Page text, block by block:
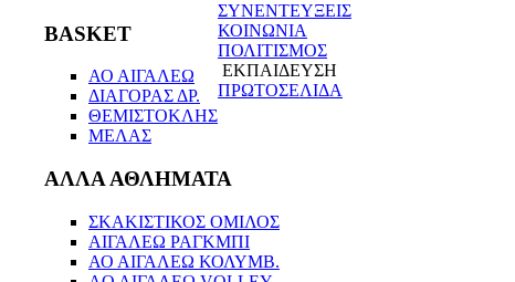
BASKET
ΑΟ ΑΙΓΑΛΕΩ
ΔΙΑΓΟΡΑΣ ΔΡ.
ΘΕΜΙΣΤΟΚΛΗΣ
ΜΕΛΑΣ
ΑΛΛΑ ΑΘΛΗΜΑΤΑ
ΣΚΑΚΙΣΤΙΚΟΣ ΟΜΙΛΟΣ
ΑΙΓΑΛΕΩ ΡΑΓΚΜΠΙ
ΑΟ ΑΙΓΑΛΕΩ ΚΟΛΥΜΒ.
ΣΥΝΕΝΤΕΥΞΕΙΣ
ΚΟΙΝΩΝΙΑ
ΠΟΛΙΤΙΣΜΟΣ
ΕΚΠΑΙΔΕΥΣΗ
ΠΡΩΤΟΣΕΛΙΔΑ